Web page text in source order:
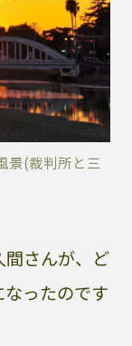
景(裁判所と三
さんが、ど
ったのです